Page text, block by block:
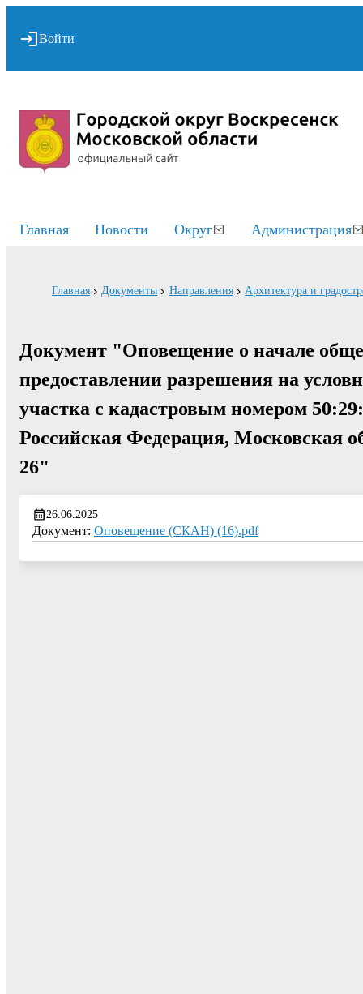
Войти
Главная Новости Округ Администрация
Главная Документы Направления Архитектура и
Документ "Оповещение о начале
предоставлении разрешения на
участка с кадастровым номером
Российская Федерация, Московская
26"
26.06.2025
Документ: Оповещение (СКАН) (16).pdf